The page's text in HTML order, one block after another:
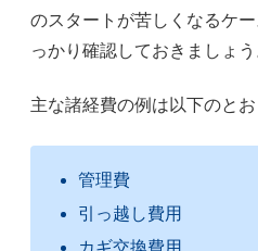
のスタートが苦しくなるケ
っかり確認しておきましょう
主な諸経費の例は以下のとお
管理費
引っ越し費用